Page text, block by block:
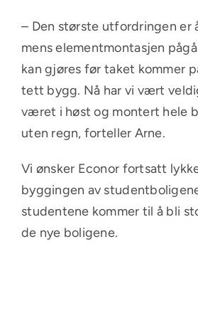
– Den største utfordringen er
mens elementmontasjen
kan gjøres før taket kommer
tett bygg. Nå har vi vært
været i høst og montert hele
uten regn, forteller Arne.
Vi ønsker Econor fortsatt
byggingen av
studentene kommer til å bli
de nye boligene.